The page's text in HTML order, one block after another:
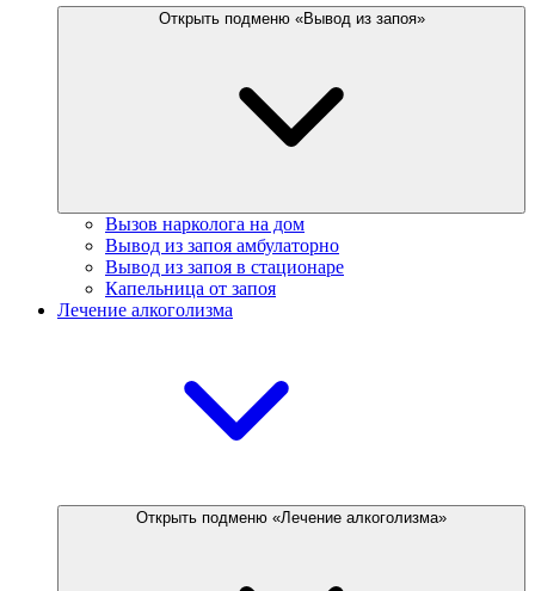
Открыть подменю «Вывод из запоя»
Вызов нарколога на дом
Вывод из запоя амбулаторно
Вывод из запоя в стационаре
Капельница от запоя
Лечение алкоголизма
Открыть подменю «Лечение алкоголизма»